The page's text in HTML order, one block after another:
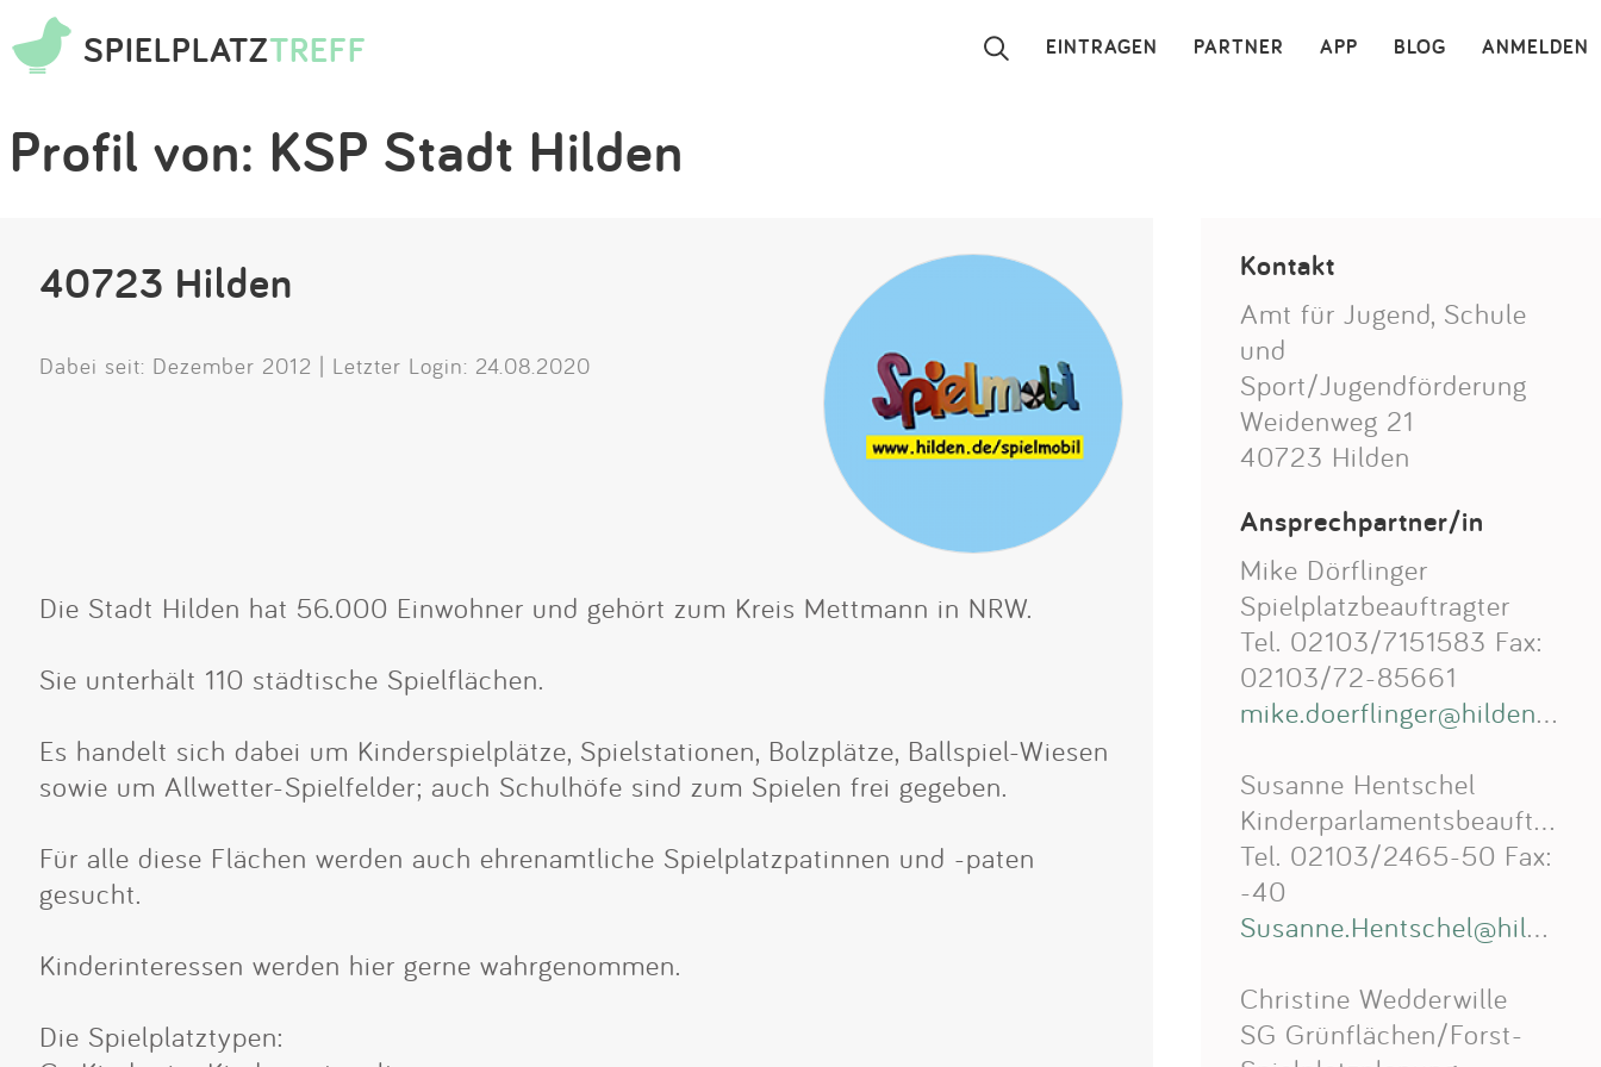
SPIELPLATZTREFF ANMELDEN
BLOG
APP
PARTNER
EINTRAGEN ×
Blog
Partner
Kontakt
Impressum
Anmelden
Profil von: KSP Stadt Hilden
40723 Hilden
Dabei seit: Dezember 2012 | Letzter Login: 24.08.2020
Die Stadt Hilden hat 56.000 Einwohner und gehört zum Kreis Mettmann in NRW.
Sie unterhält 110 städtische Spielflächen.
Es handelt sich dabei um Kinderspielplätze, Spielstationen, Bolzplätze, Ballspiel-Wiesen
sowie um Allwetter-Spielfelder; auch Schulhöfe sind zum Spielen frei gegeben.
Für alle diese Flächen werden auch ehrenamtliche Spielplatzpatinnen und -paten
gesucht.
Kinderinteressen werden hier gerne wahrgenommen.
Die Spielplatztypen:
Kontakt
Amt für Jugend, Schule
und
Sport/Jugendförderung
Weidenweg 21
40723 Hilden
Ansprechpartner/in
Mike Dörflinger
Spielplatzbeauftragter
Tel. 02103/7151583 Fax:
02103/72-85661
mike.doerflinger@hilden.de
Susanne Hentschel
Kinderparlamentsbeauftragte
Tel. 02103/2465-50 Fax:
-40
Susanne.Hentschel@hilden.de
Christine Wedderwille
SG Grünflächen/Forst-